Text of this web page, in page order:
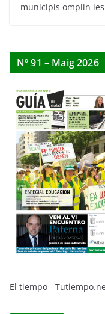
municipis omplin les
Nº 91 – Maig 2026
El tiempo -